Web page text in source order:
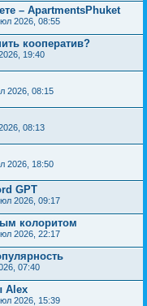
– ApartmentsPhuket
2026, 08:55
кооператив?
19:40
2026, 08:15
08:13
2026, 18:50
GPT
2026, 09:17
колоритом
2026, 22:17
07:40
Alex
2026, 15:39